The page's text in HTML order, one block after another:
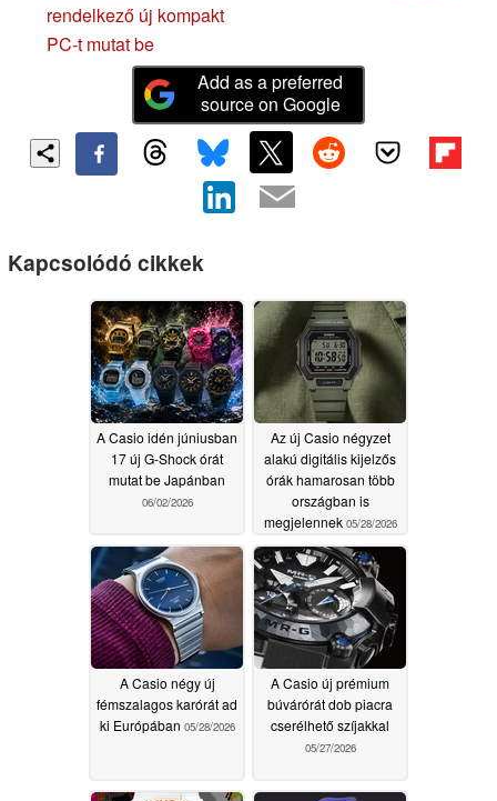
rendelkező új kompakt
PC-t mutat be
Add as a preferred
source on Google
Kapcsolódó cikkek
A Casio idén júniusban
17 új G-Shock órát
mutat be Japánban
06/02/2026
Az új Casio négyzet
alakú digitális kijelzős
órák hamarosan több
országban is
megjelennek 05/28/2026
A Casio négy új
fémszalagos karórát ad
ki Európában 05/28/2026
A Casio új prémium
búvárórát dob piacra
cserélhető szíjakkal
05/27/2026